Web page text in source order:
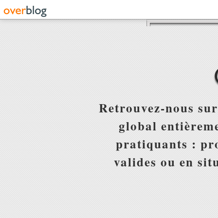
Retrouvez-nous
global
pratiquants :
valides ou en